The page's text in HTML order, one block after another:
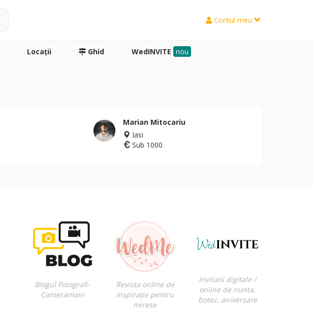
Contul meu
Locaţii Ghid WedINVITE nou
Marian Mitocariu
Iasi
Sub 1000
Blogul Fotografi-
Cameramani
Revista online de
inspirație pentru
mirese
Invitatii digitale /
online de nunta,
botez, aniversare